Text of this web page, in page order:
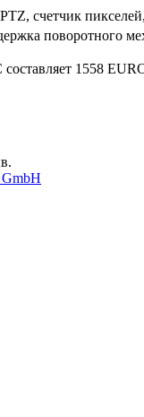
счетчик
поворотного
1558